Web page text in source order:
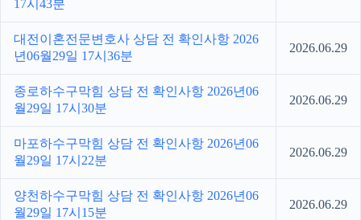
17시43분
대전이혼전문변호사 상담 전 확인사항 2026
년06월29일 17시36분
2026.06.29
종로하수구막힘 상담 전 확인사항 2026년06
월29일 17시30분
2026.06.29
마포하수구막힘 상담 전 확인사항 2026년06
월29일 17시22분
2026.06.29
양천하수구막힘 상담 전 확인사항 2026년06
월29일 17시15분
2026.06.29